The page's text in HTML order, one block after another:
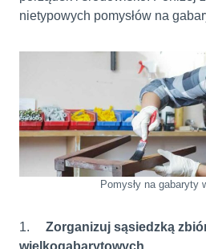
nietypowych pomysłów na
Pomysły na gabaryty
1. Zorganizuj sąsiedzką